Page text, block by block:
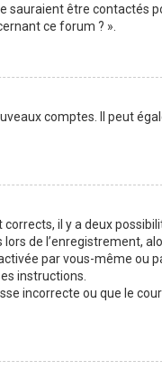
être contactés
ce forum ? ».
comptes. Il peut
il y a deux
de l’enregistrement,
par vous-même ou
instructions.
incorrecte ou que le